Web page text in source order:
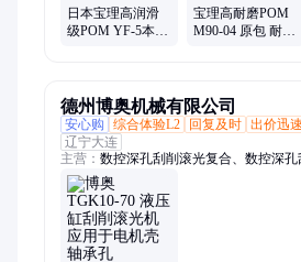
日本宝理高润滑
级POM YF-5本色
宝理高耐磨POM
M90-04 原包 耐候
德州博奥机械有限公司
安心购
综合体验L2 回复及时 出价迅速
辽宁大连
主营： 数控深孔刮削滚光复合、数控深孔
孔钻镗床、数控深孔钻床、数控深孔镗床
液压刮削滚光刀具、气动刮削滚光刀具